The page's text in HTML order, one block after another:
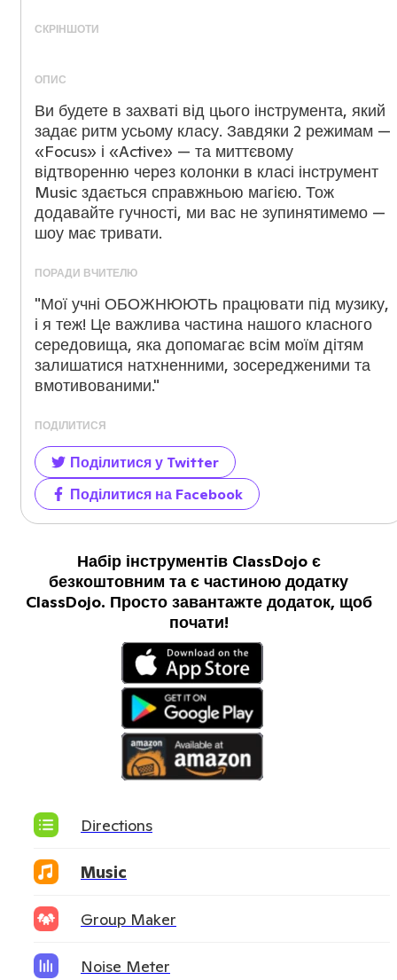
Directions
Music
Group Maker
Noise Meter
СКРІНШОТИ
ОПИС
Ви будете в захваті від цього інструмента, який
задає ритм усьому класу. Завдяки 2 режимам —
«Focus» і «Active» — та миттєвому
відтворенню через колонки в класі інструмент
Music здається справжньою магією. Тож
додавайте гучності, ми вас не зупинятимемо —
шоу має тривати.
ПОРАДИ ВЧИТЕЛЮ
"Мої учні ОБОЖНЮЮТЬ працювати під музику,
і я теж! Це важлива частина нашого класного
середовища, яка допомагає всім моїм дітям
залишатися натхненними, зосередженими та
вмотивованими."
ПОДІЛИТИСЯ
Поділитися у Twitter
Поділитися на Facebook
Набір інструментів ClassDojo є
безкоштовним та є частиною додатку
ClassDojo. Просто завантажте додаток, щоб
почати!